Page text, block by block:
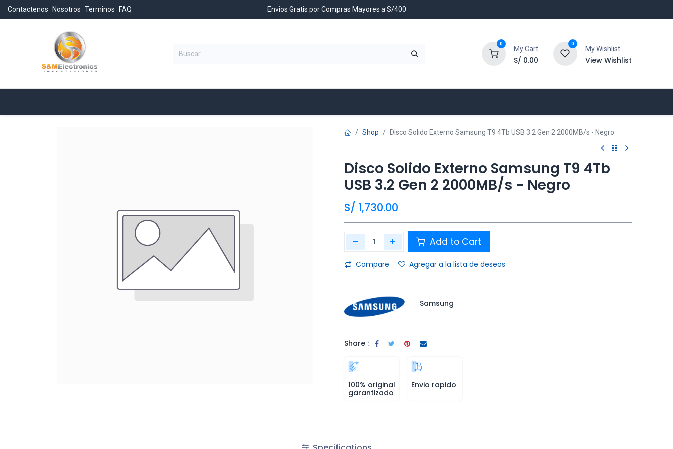
Contactenos Nosotros Terminos FAQ Envios Gratis por Compras Mayores a S/400
0
My Cart
S/ 0.00
0
My Wishlist
View Wishlist
Shop Disco Solido Externo Samsung T9 4Tb USB 3.2 Gen 2 2000MB/s - Negro
Disco Solido Externo Samsung T9 4Tb
USB 3.2 Gen 2 2000MB/s - Negro
S/ 1,730.00
Add to Cart
Compare Agregar a la lista de deseos
Samsung
Share :
100% original
garantizado
Envio rapido